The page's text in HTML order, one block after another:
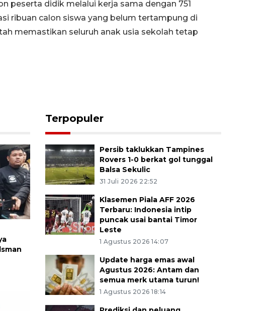
peserta didik melalui kerja sama dengan 751
ribuan calon siswa yang belum tertampung di
memastikan seluruh anak usia sekolah tetap
Terpopuler
Persib taklukkan Tampines
Rovers 1-0 berkat gol tunggal
Balsa Sekulic
31 Juli 2026 22:52
Klasemen Piala AFF 2026
Terbaru: Indonesia intip
puncak usai bantai Timor
Leste
1 Agustus 2026 14:07
Update harga emas awal
Agustus 2026: Antam dan
semua merk utama turun!
1 Agustus 2026 18:14